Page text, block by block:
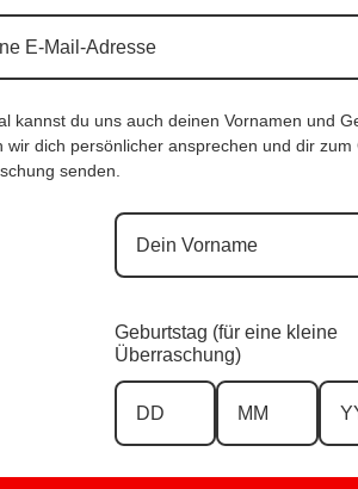
€ 119,90 €
kannst du uns auch deinen Vornamen und
wir dich persönlicher ansprechen und dir
senden.
Geburtstag (für eine kleine
Überraschung)